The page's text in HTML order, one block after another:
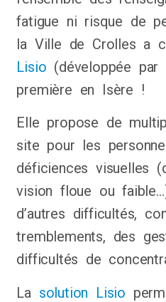
fatigue ni risque de
la Ville de Crolles a
Lisio (développée par
première en Isère !
Elle propose de
site pour les
déficiences visuelles
vision floue ou
d’autres difficultés,
tremblements, des
difficultés de
La solution Lisio